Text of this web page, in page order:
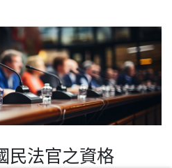
民法官之資格